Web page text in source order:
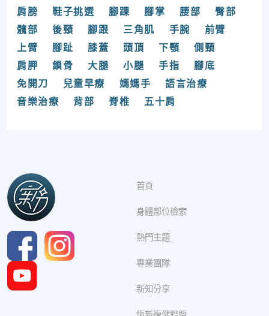
肩膀
鞋子挑選 腳踝 腳掌 腰部
臀部
髖部
後頸 腳跟 三角肌 手腕
前臂
上臂
腳趾 膝蓋 頭頂 下顎
側頸
肩胛
鎖骨 大腿 小腿 手指
腳底
免開刀
兒童早療 媽媽手
語言治療
音樂治療
背部 脊椎 五十肩
首頁
身體部位檢索
熱門主題
專業團隊
新知分享